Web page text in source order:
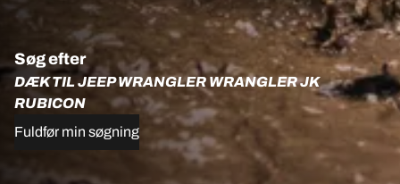
Søg efter
DÆK TIL JEEP WRANGLER WRANGLER JK
RUBICON
Fuldfør min søgning